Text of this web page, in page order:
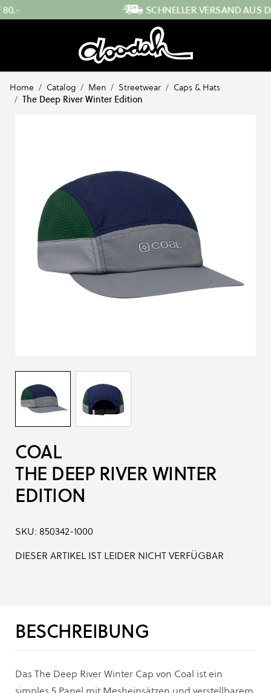
Direkt zum InhaltSCHNELLER VERSAND AUS DER SCHWEIZ
Home / Catalog / Men / Streetwear / Caps & Hats
/ The Deep River Winter Edition
COAL
THE DEEP RIVER WINTER
EDITION
SKU: 850342-1000
DIESER ARTIKEL IST LEIDER NICHT VERFÜGBAR
BESCHREIBUNG
Das The Deep River Winter Cap von Coal ist ein